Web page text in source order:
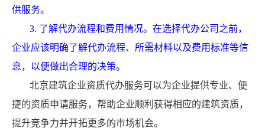
供服务。
3. 了解代办流程和费用情况。在选择代办公司之前，
企业应该明确了解代办流程、所需材料以及费用标准等信
息，以便做出合理的决策。
北京建筑企业资质代办服务可以为企业提供专业、便
捷的资质申请服务，帮助企业顺利获得相应的建筑资质，
提升竞争力并开拓更多的市场机会。